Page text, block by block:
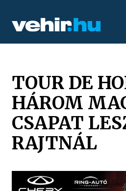
TOUR DE
HÁROM
CSAPAT
RAJTNÁL